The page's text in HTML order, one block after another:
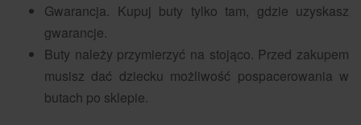
Gwarancja. Kupuj buty tylko tam, gdzie uzyskasz
gwarancje.
Buty należy przymierzyć na stojąco. Przed zakupem
musisz dać dziecku możliwość pospacerowania w
butach po sklepie.